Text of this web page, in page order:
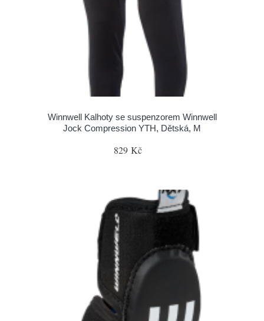
Winnwell Kalhoty se suspenzorem Winnwell
Jock Compression YTH, Dětská, M
829 Kč